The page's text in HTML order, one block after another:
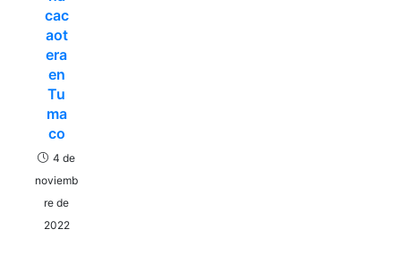
cac
aot
era
en
Tu
ma
co
4 de
noviemb
re de
2022